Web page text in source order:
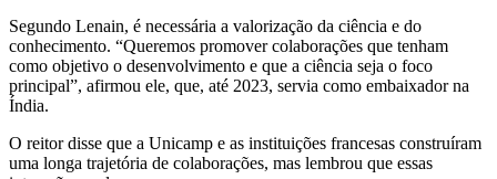
Segundo Lenain, é necessária a valorização da ciência e do
conhecimento. “Queremos promover colaborações que tenham
como objetivo o desenvolvimento e que a ciência seja o foco
principal”, afirmou ele, que, até 2023, servia como embaixador na
Índia.
O reitor disse que a Unicamp e as instituições francesas construíram
uma longa trajetória de colaborações, mas lembrou que essas